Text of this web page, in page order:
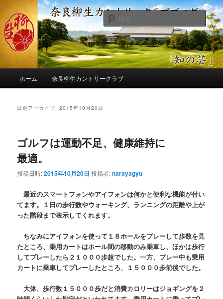
ン
コ
ン
へ
コ
ン
ツ
移
奈良柳生カントリークラブ総支配人
ブログ
季節の話題、クラブの出来事、コースの改修・更新作業、ゴルフに関する随
筆、喜怒哀楽などを気まぐれに発信します。
検
索
ホーム 奈良柳生カントリークラブ
日別アーカイブ:2015年10月20日
ゴルフは運動不足、健康維持に
最適。
投稿日時:2015年10月20日 投稿者:narayagyu
最近のスマートフォンやアイフォンは何かと便利な機能が付い
てます。１日の歩行数やウォーキング、ランニングの距離や上が
った階段まで表示してくれます。
ちなみにアイフォンを使って１８ホールをプレーして歩数を見
たところ、乗用カートはホール間の移動のみ乗車し、ほかは歩行
してプレーしたら２１０００歩超でした。一方、プレー中も乗用
カートに乗車してプレーしたところ、１５０００歩前後でした。
大体、歩行数１５０００歩だと消費カロリーはジョギングを２